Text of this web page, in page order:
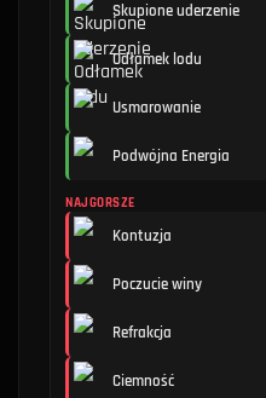
Skupione uderzenie
Odłamek lodu
Usmarowanie
Podwójna Energia
NAJGORSZE
Kontuzja
Poczucie winy
Refrakcja
Ciemność